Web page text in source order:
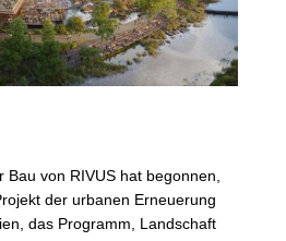
Bau von RIVUS hat begonnen,
der urbanen Erneuerung
das Programm, Landschaft